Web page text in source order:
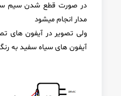
در صورت قطع شدن سیم
مدار انجام میشود
ولی تصویر در آیفون های
آیفون های سیاه سفید به